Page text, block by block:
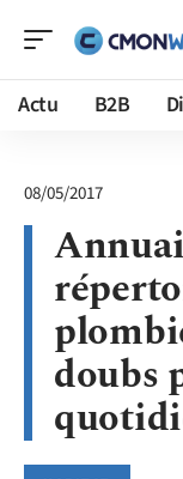
Actu B2B
08/05/2017
doubs